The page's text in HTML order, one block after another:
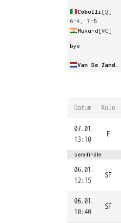
Cobolli [Q]
6-4, 7-5
Mukund [WC]
bye
Datum Kolo
07.01.
13:10
F
semifinále
06.01.
12:15
SF
06.01.
10:40
SF